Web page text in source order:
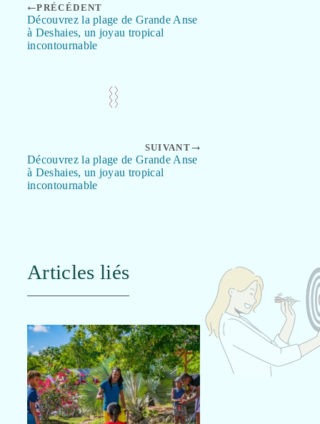
PRÉCÉDENT
Découvrez la plage de Grande Anse
à Deshaies, un joyau tropical
incontournable
SUIVANT
Découvrez la plage de Grande Anse
à Deshaies, un joyau tropical
incontournable
Articles liés